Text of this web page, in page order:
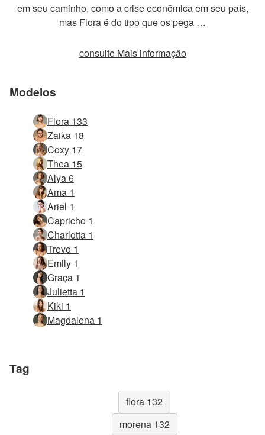
em seu caminho, como a crise econômica em seu país,
mas Flora é do tipo que os pega …
consulte Mais informação
Modelos
Flora 133
Zaika 18
Coxy 17
Thea 15
Alya 6
Ama 1
Ariel 1
Capricho 1
Charlotta 1
Trevo 1
Emily 1
Graça 1
Julietta 1
Kiki 1
Magdalena 1
Tag
flora 132
morena 132